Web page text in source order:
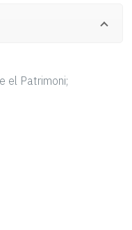
el Patrimoni;